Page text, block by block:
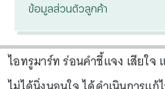
ข้อมูลส่วนตัวลูกค้า
ไอทรูมาร์ท ร่อนคำชี้แจง เสียใ